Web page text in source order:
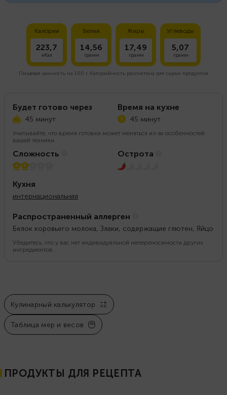
Калории
223,7
кКал
Белки
14,56
грамм
Жиры
17,49
грамм
Углеводы
5,07
грамм
Пищевая ценность на 100 г. Калорийность рассчитана для сырых продуктов.
Будет готово через
45 минут
Время на кухне
45 минут
Учитывайте, что время готовки может меняться из-за особенностей
вашей техники.
Сложность
2 из 5
Острота
1 из 5
Кухня
интернациональная
Распространенный аллерген
Белок коровьего молока, Злаки, содержащие глютен, Яйцо
Убедитесь, что у вас нет индивидуальной непереносимости других
ингредиентов.
Кулинарный калькулятор
Таблица мер и весов
ПРОДУКТЫ ДЛЯ РЕЦЕПТА